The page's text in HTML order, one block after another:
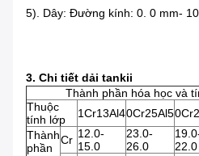
5). Dây: Đường kính: 0. 0 mm- 10
3. Chi tiết dải tankii
Thành phần hóa học và
Thuộc
tính lớp
1Cr13Al40Cr25Al5
Thành
phần
Cr 12.0-
15.0
23.0-
26.0
22.0